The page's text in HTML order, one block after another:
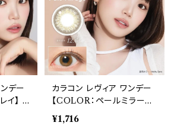
デー
イ】 1
1da
カラコン レヴィア ワンデー
【COLOR：ペールミラージ
ュ】 1箱10枚入 度あり 14.1
mm キムチェウォン ReVIA
¥1,716